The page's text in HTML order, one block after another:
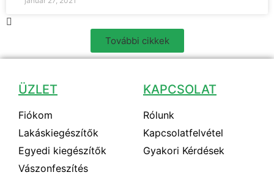
További cikkek
ÜZLET
Fiókom
Lakáskiegészítők
Egyedi kiegészítők
Vászonfeszítés
KAPCSOLAT
Rólunk
Kapcsolatfelvétel
Gyakori Kérdések